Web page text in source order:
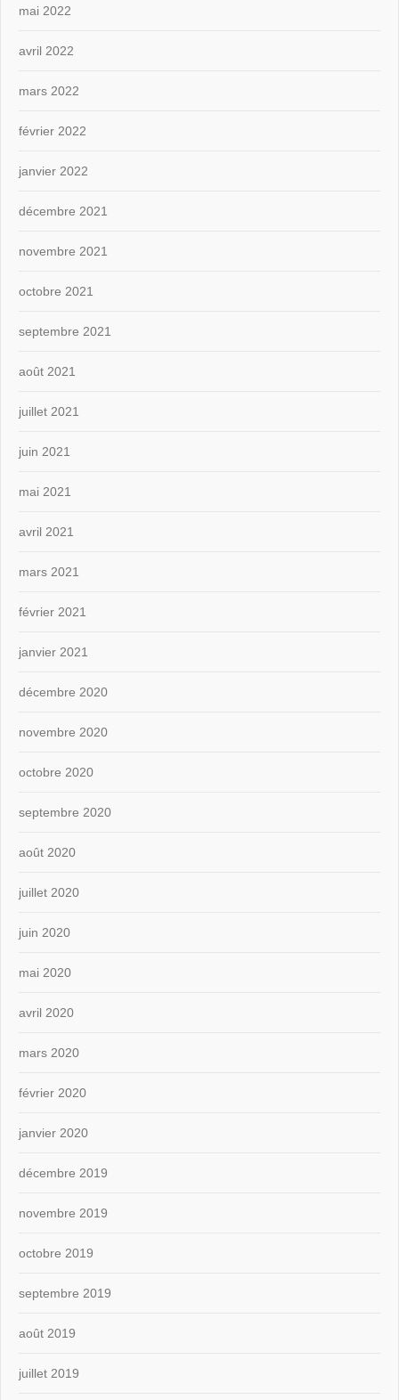
mai 2022
avril 2022
mars 2022
février 2022
janvier 2022
décembre 2021
novembre 2021
octobre 2021
septembre 2021
août 2021
juillet 2021
juin 2021
mai 2021
avril 2021
mars 2021
février 2021
janvier 2021
décembre 2020
novembre 2020
octobre 2020
septembre 2020
août 2020
juillet 2020
juin 2020
mai 2020
avril 2020
mars 2020
février 2020
janvier 2020
décembre 2019
novembre 2019
octobre 2019
septembre 2019
août 2019
juillet 2019